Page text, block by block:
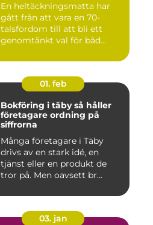
En heltäckningsmatta har
gått från att vara en 70-
talsfördom till att bli ett
genomtänkt val för båd...
01. feb
Bokföring i täby så håller
företagare ordning på
siffrorna
Många företagare i Täby
drivs av en stark idé, en
tjänst eller en produkt de
tror på. Men oavsett br...
03. jan